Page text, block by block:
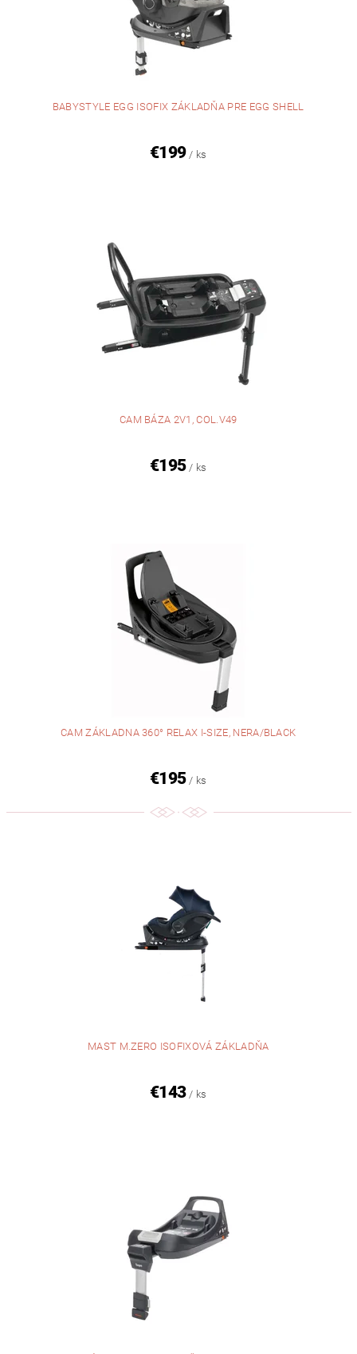
BABYSTYLE EGG ISOFIX ZÁKLADŇA PRE EGG SHELL
€199 / ks
CAM BÁZA 2V1, COL.V49
€195 / ks
CAM ZÁKLADNA 360° RELAX I-SIZE, NERA/BLACK
€195 / ks
MAST M.ZERO ISOFIXOVÁ ZÁKLADŇA
€143 / ks